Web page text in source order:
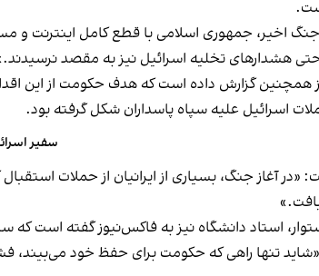
اخیر، جمهوری اسلامی با قطع کامل اینترنت و
هشدارهای تخلیه اسرائیل نیز به مقصد
همچنین گزارش داده است که هدف حکومت از این
اسرائیل علیه سپاه پاسداران شکل گرفته بود.
سفیر
«در آغاز جنگ، بسیاری از ایرانیان از حملات
استاد دانشگاه نیز به فاکس‌نیوز گفته است
«شاید تنها راهی که حکومت برای حفظ خود